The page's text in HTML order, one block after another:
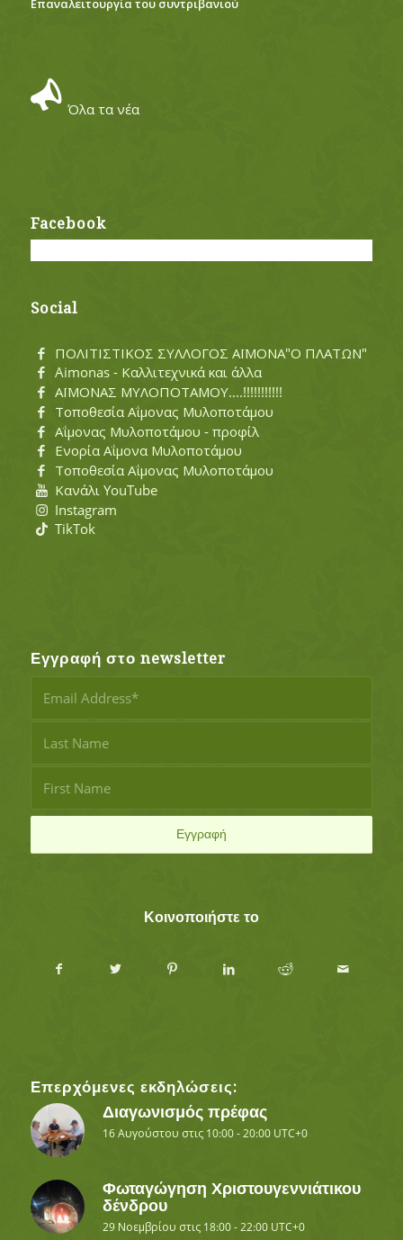
Eπαναλειτουργία του συντριβανιού
Όλα τα νέα
Facebook
Social
ΠΟΛΙΤΙΣΤΙΚΟΣ ΣΥΛΛΟΓΟΣ ΑΪΜΟΝΑ"Ο ΠΛΑΤΩΝ"
Aimonas - Καλλιτεχνικά και άλλα
ΑΪΜΟΝΑΣ ΜΥΛΟΠΟΤΑΜΟΥ....!!!!!!!!!!!
Τοποθεσία Αΐμονας Μυλοποτάμου
Αΐμονας Μυλοποτάμου - προφίλ
Ενορία Αΐμονα Μυλοποτάμου
Τοποθεσία Αΐμονας Μυλοποτάμου
Κανάλι YouTube
Instagram
TikTok
Εγγραφή στο newsletter
Κοινοποιήστε το
Επερχόμενες εκδηλώσεις:
Διαγωνισμός πρέφας
16 Αυγούστου στις 10:00-20:00 UTC+0
Φωταγώγηση Χριστουγεννιάτικου
δένδρου
29 Νοεμβρίου στις 18:00-22:00 UTC+0